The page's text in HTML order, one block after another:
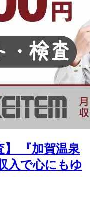
】 『加賀温泉
入で心にもゆ